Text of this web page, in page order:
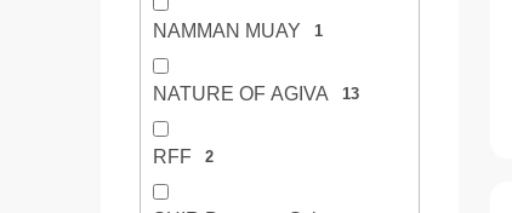
NAMMAN MUAY 1
NATURE OF AGIVA 13
RFF 2